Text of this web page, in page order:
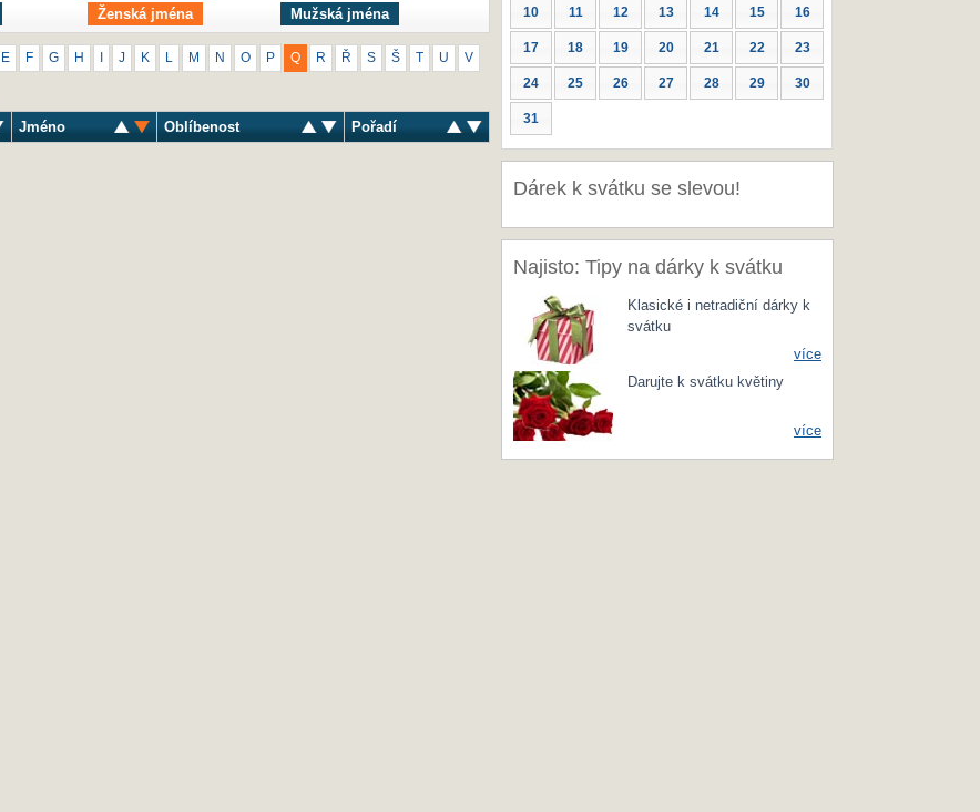
Ženská jména Mužská jména
E F G H J K M N O P Q R Ř S Š T U V
Jméno Oblíbenost Pořadí
10 11 12 13 14 15 16
17 18 19 20 21 22 23
24 25 26 27 28 29 30
31
Dárek k svátku se slevou!
Najisto: Tipy na dárky k svátku
Klasické i netradiční dárky k
svátku
více
Darujte k svátku květiny
více